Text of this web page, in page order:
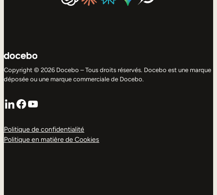
Copyright © 2026 Docebo – Tous droits réservés. Docebo est une marque
déposée ou une marque commerciale de Docebo.
LinkedIn
Facebook
YouTube
Politique de confidentialité
Politique en matière de Cookies